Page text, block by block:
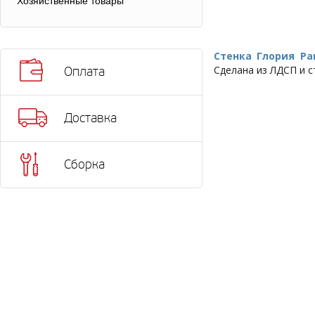
Оплата
Доставка
Сборка
Стенка Глория
Сделана из ЛДСП и